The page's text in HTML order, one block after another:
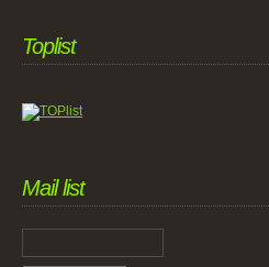
Toplist
Mail list